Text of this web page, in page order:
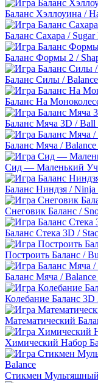
Баланс Хэллоуина /
Баланс Сахара / Sugar
Баланс Формы 2 /
Баланс Силы /
Баланс На
Баланс Мяча 3D / Ball
Баланс Мяча /
Сид — Маленький
Баланс Ниндзя / Ninja
Снеговик Баланс /
Баланс Стека 3D /
Построить Баланс /
Баланс Мяча /
Колебание Баланс
Математический
Химический Набор
Стикмен